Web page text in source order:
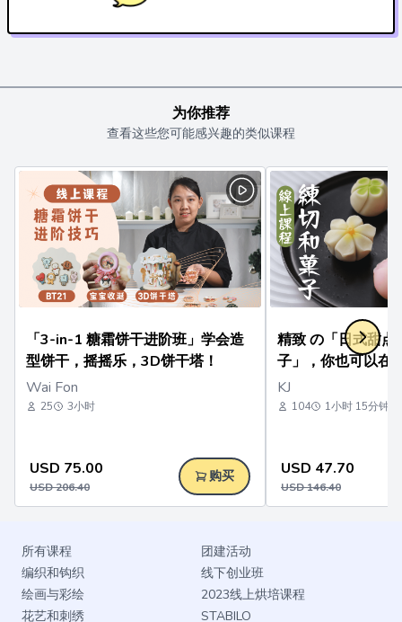
为你推荐
查看这些您可能感兴趣的类似课程
「3-in-1 糖霜饼干进阶班」学会造
型饼干，摇摇乐，3D饼干塔！
Wai Fon
25 3小时
USD 75.00
USD206.40
购买
精致 の「日式甜点
子」，你也可以在
KJ
104 1小时 15分钟
USD 47.70
USD146.40
所有课程
编织和钩织
绘画与彩绘
花艺和刺绣
团建活动
线下创业班
2023线上烘培课程
STABILO